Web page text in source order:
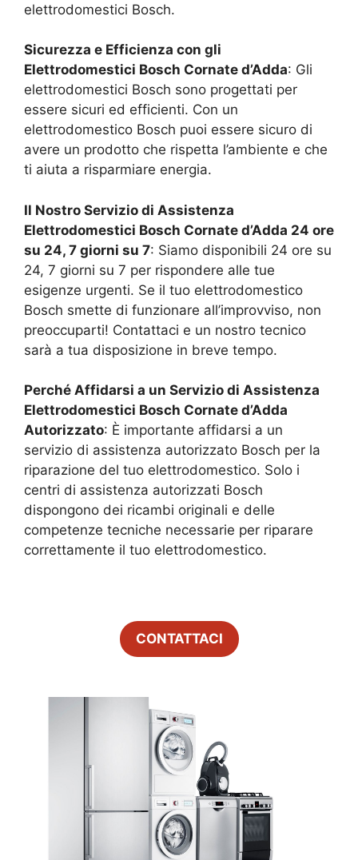
elettrodomestici Bosch.
Sicurezza e Efficienza con gli
Elettrodomestici Bosch Cornate d’Adda: Gli
elettrodomestici Bosch sono progettati per
essere sicuri ed efficienti. Con un
elettrodomestico Bosch puoi essere sicuro di
avere un prodotto che rispetta l’ambiente e che
ti aiuta a risparmiare energia.
Il Nostro Servizio di Assistenza
Elettrodomestici Bosch Cornate d’Adda 24 ore
su 24, 7 giorni su 7: Siamo disponibili 24 ore su
24, 7 giorni su 7 per rispondere alle tue
esigenze urgenti. Se il tuo elettrodomestico
Bosch smette di funzionare all’improvviso, non
preoccuparti! Contattaci e un nostro tecnico
sarà a tua disposizione in breve tempo.
Perché Affidarsi a un Servizio di Assistenza
Elettrodomestici Bosch Cornate d’Adda
Autorizzato: È importante affidarsi a un
servizio di assistenza autorizzato Bosch per la
riparazione del tuo elettrodomestico. Solo i
centri di assistenza autorizzati Bosch
dispongono dei ricambi originali e delle
competenze tecniche necessarie per riparare
correttamente il tuo elettrodomestico.
CONTATTACI